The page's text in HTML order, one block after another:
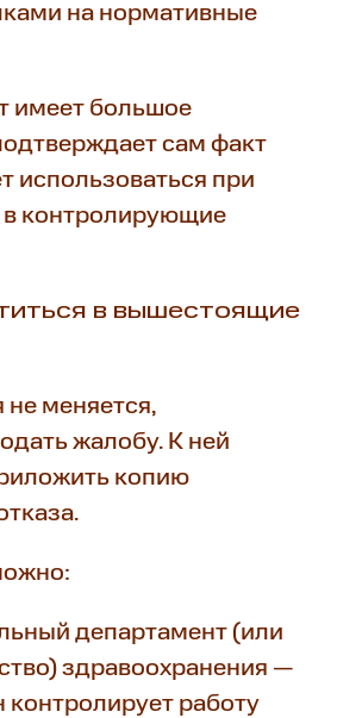
на нормативные
имеет большое
сам факт
использоваться при
контролирующие
в вышестоящие
не меняется,
жалобу. К ней
копию
департамент (или
здравоохранения —
контролирует работу